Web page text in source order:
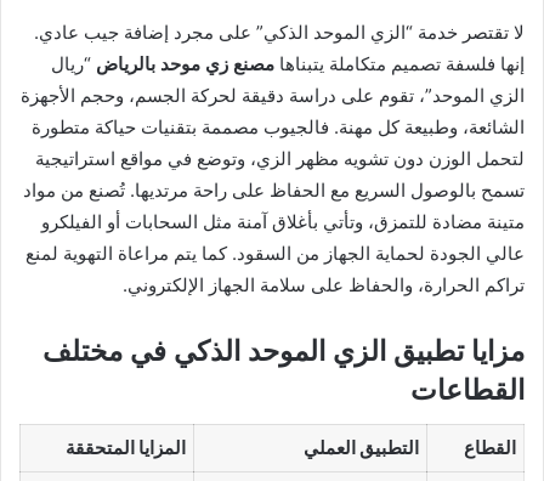
لا تقتصر خدمة “الزي الموحد الذكي” على مجرد إضافة جيب عادي.
إنها فلسفة تصميم متكاملة يتبناها مصنع زي موحد بالرياض “ريال
الزي الموحد”، تقوم على دراسة دقيقة لحركة الجسم، وحجم الأجهزة
الشائعة، وطبيعة كل مهنة. فالجيوب مصممة بتقنيات حياكة متطورة
لتحمل الوزن دون تشويه مظهر الزي، وتوضع في مواقع استراتيجية
تسمح بالوصول السريع مع الحفاظ على راحة مرتديها. تُصنع من مواد
متينة مضادة للتمزق، وتأتي بأغلاق آمنة مثل السحابات أو الفيلكرو
عالي الجودة لحماية الجهاز من السقود. كما يتم مراعاة التهوية لمنع
تراكم الحرارة، والحفاظ على سلامة الجهاز الإلكتروني.
مزايا تطبيق الزي الموحد الذكي في مختلف
القطاعات
القطاع التطبيق العملي المزايا المتحققة